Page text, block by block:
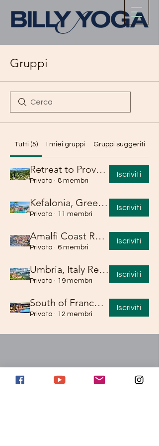
Gruppi
Tutti (5) I miei gruppi Gruppi suggeriti
Retreat to Provence (Oct. 2024)
Privato · 8 membri
Iscriviti
Kefalonia, Greece Yoga Retreat Group
Privato · 11 membri
Iscriviti
Amalfi Coast Retreat
Privato · 6 membri
Iscriviti
Umbria, Italy Retreat
Privato · 19 membri
Iscriviti
South of France Retreat
Privato · 12 membri
Iscriviti
Iscriviti e segui per aggiornamenti